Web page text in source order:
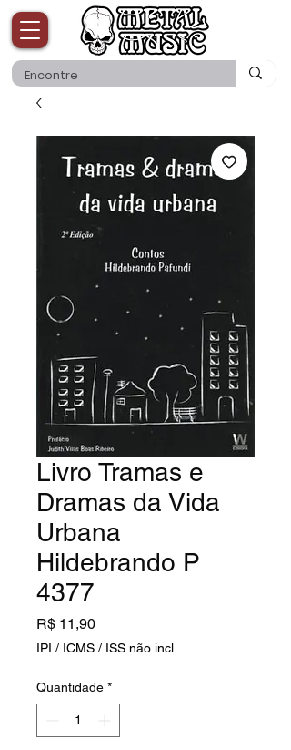
Livro Tramas e
Dramas da Vida
Urbana
Hildebrando P
4377
R$ 11,90Preço
IPI / ICMS / ISS não incl.
Quantidade *